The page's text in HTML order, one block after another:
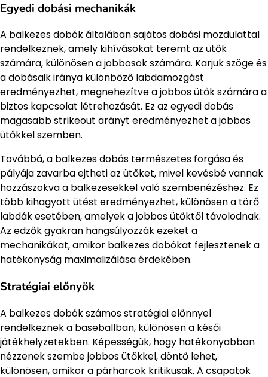
Egyedi dobási mechanikák
A balkezes dobók általában sajátos dobási mozdulattal
rendelkeznek, amely kihívásokat teremt az ütők
számára, különösen a jobbosok számára. Karjuk szöge és
a dobásaik iránya különböző labdamozgást
eredményezhet, megnehezítve a jobbos ütők számára a
biztos kapcsolat létrehozását. Ez az egyedi dobás
magasabb strikeout arányt eredményezhet a jobbos
ütőkkel szemben.
Továbbá, a balkezes dobás természetes forgása és
pályája zavarba ejtheti az ütőket, mivel kevésbé vannak
hozzászokva a balkezesekkel való szembenézéshez. Ez
több kihagyott ütést eredményezhet, különösen a törő
labdák esetében, amelyek a jobbos ütőktől távolodnak.
Az edzők gyakran hangsúlyozzák ezeket a
mechanikákat, amikor balkezes dobókat fejlesztenek a
hatékonyság maximalizálása érdekében.
Stratégiai előnyök
A balkezes dobók számos stratégiai előnnyel
rendelkeznek a baseballban, különösen a késői
játékhelyzetekben. Képességük, hogy hatékonyabban
nézzenek szembe jobbos ütőkkel, döntő lehet,
különösen, amikor a párharcok kritikusak. A csapatok